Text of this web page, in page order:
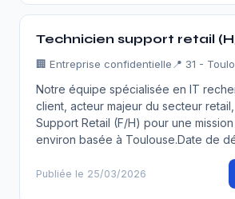
Technicien support retail
🏢 Entreprise confidentielle 📍 31 -
Notre équipe spécialisée en IT
client, acteur majeur du secteur
Support Retail (F/H) pour une
environ basée à Toulouse.Date de
Publiée le 25/03/2026